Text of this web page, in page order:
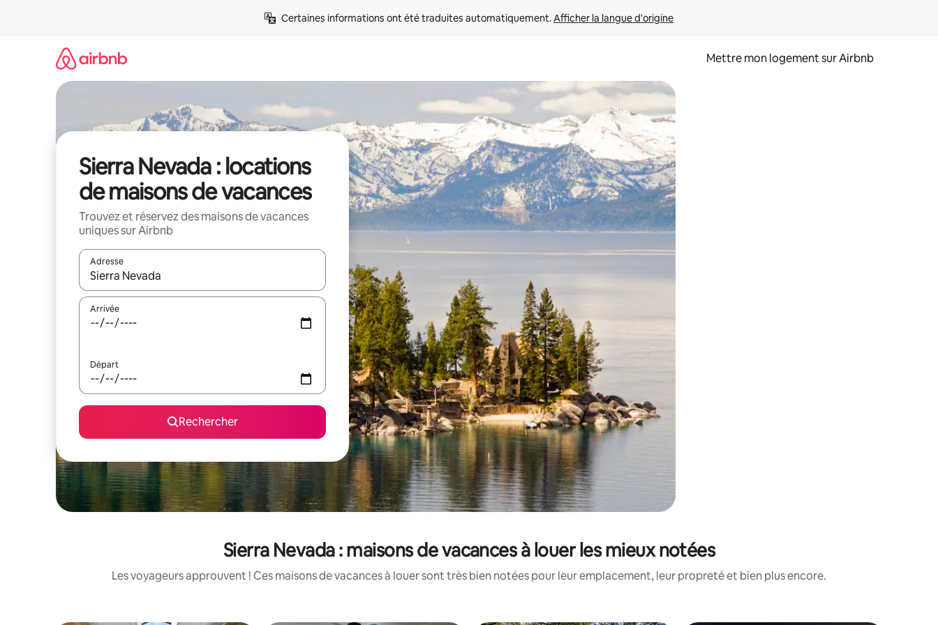
Certaines informations ont été traduites automatiquement. Afficher la langue d'origine
Mettre mon logement sur Airbnb
Sierra Nevada : locations
de maisons de vacances
Trouvez et réservez des maisons de vacances
uniques sur Airbnb
Adresse
Lorsque les résultats s'affichent, utilisez les flèches vers le haut et vers le bas pour les parcourir ou en appuyant et en faisant glisser.
Arrivée
Départ
Rechercher
Sierra Nevada : maisons de vacances à louer les mieux notées
Les voyageurs approuvent ! Ces maisons de vacances à louer sont très bien notées pour leur emplacement, leur propreté et bien plus encore.